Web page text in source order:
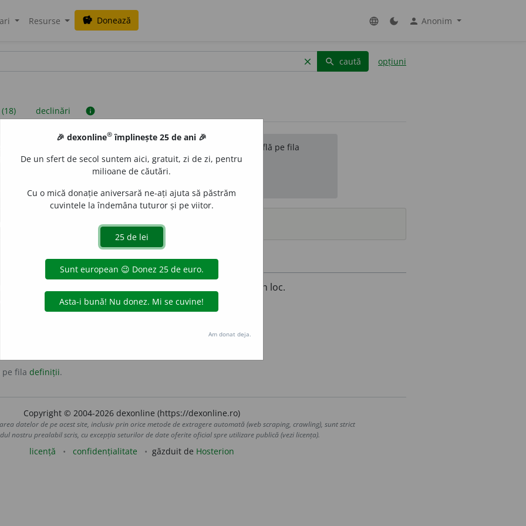
Resurse savings Donează language dark_mode person Anonim
clear search caută opțiuni
declinări info
sunt compilate de echipa dexonline. Definițiile originale se află pe fila
reordona filele pe pagina depreferințe.
surse
peste un obstacol sau fuga bruscă și neașteptată dintr-un loc.
pe fila definiții.
Copyright © 2004-2026 dexonline (https://dexonline.ro)
datelor de pe acest site, inclusiv prin orice metode de extragere automată (web scraping, crawling), sunt strict
nostru prealabil scris, cu excepția seturilor de date oferite oficial spre utilizare publică (vezi licența).
licență confidențialitate găzduit de Hosterion
🎉 dexonline® împlinește 25 de ani 🎉
De un sfert de secol suntem aici, gratuit, zi de zi, pentru
milioane de căutări.
Cu o mică donație aniversară ne-ați ajuta să păstrăm
cuvintele la îndemâna tuturor și pe viitor.
Am donat deja.